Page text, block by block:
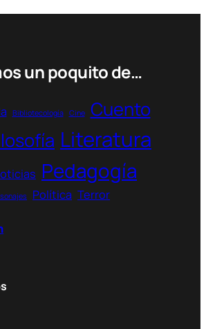
un poquito de…
Bibliotecología Cine Cuento
Literatura
Pedagogía
Política Terror